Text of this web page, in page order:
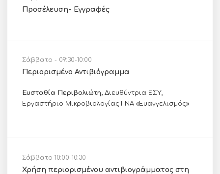
Προσέλευση- Εγγραφές
Σάββατο - 09:30-10:00
Περιορισμένο Αντιβιόγραμμα
Ευσταθία Περιβολιώτη, Διευθύντρια ΕΣΥ,
Εργαστήριο Μικροβιολογίας ΓΝΑ «Ευαγγελισμός»
Σάββατο 10:00-10:30
Χρήση περιορισμένου αντιβιογράμματος στη